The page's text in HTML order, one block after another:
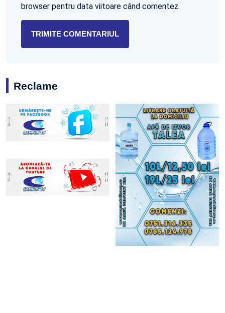
browser pentru data viitoare când comentez.
Reclame